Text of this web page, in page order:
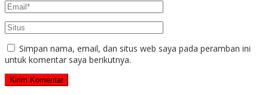
Simpan nama, email, dan situs web saya pada peramban ini
untuk komentar saya berikutnya.